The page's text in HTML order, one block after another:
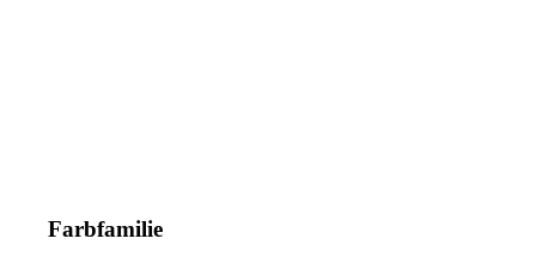
Farbfamilie